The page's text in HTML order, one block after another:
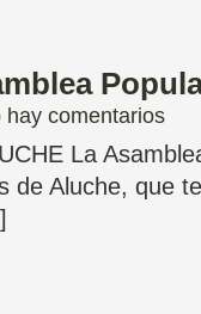
hay comentarios
La
de Aluche, que